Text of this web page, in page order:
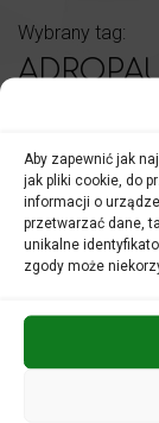
Aby zapewnić jak
jak pliki cookie, do
informacji o
przetwarzać dane,
unikalne
zgody może
Wybrany tag:
POLITYKA